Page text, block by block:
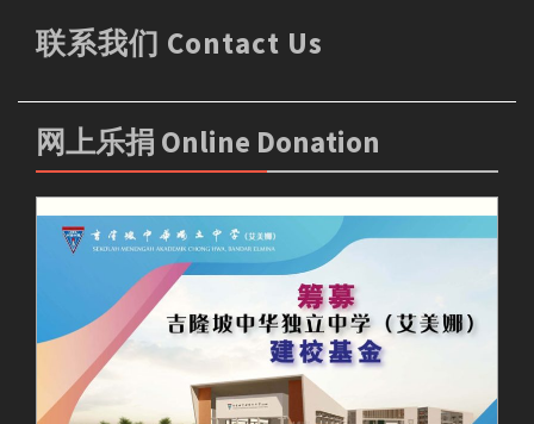
联系我们 Contact Us
网上乐捐 Online Donation